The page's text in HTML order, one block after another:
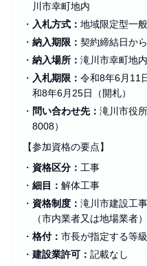
川市幸町地内
・ 入札方式： 地域限定型一
・ 納入期限： 契約締結日か
・ 納入場所： 滝川市幸町地内
・ 入札期限： 令和8年6月11
和8年6月25日（開札）
・ 問い合わせ先： 滝川市役
8008）
【参加資格の要点】
・ 資格区分： 工事
・ 細目： 解体工事
・ 資格制度： 滝川市建設工
（市内業者又は地場業者）
・ 格付： 市長が指定する等級
・ 建設業許可： 記載なし